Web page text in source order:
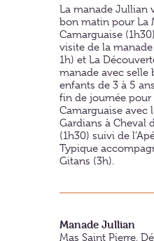
La manade Jullian
bon matin pour La
Camarguaise
visite de la
1h) et La
manade avec selle
enfants de 3 à 5
fin de journée pour
Camarguaise avec
Gardians à Cheval
(1h30) suivi de
Typique
Gitans (3h).
Manade Jullian
Mas Saint Pierre,